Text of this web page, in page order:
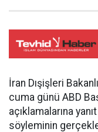
İran Dışişleri
cuma günü ABD
açıklamalarına
söyleminin